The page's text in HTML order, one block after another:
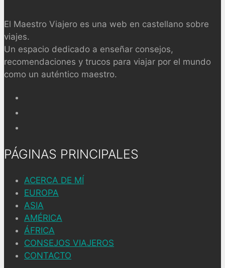
El Maestro Viajero es una web en castellano sobre
viajes.
Un espacio dedicado a enseñar consejos,
recomendaciones y trucos para viajar por el mundo
como un auténtico maestro.
PÁGINAS PRINCIPALES
ACERCA DE MÍ
EUROPA
ASIA
AMÉRICA
ÁFRICA
CONSEJOS VIAJEROS
CONTACTO